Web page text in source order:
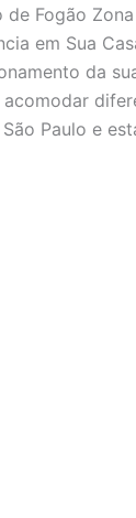
Fogão
em Sua
da
Paulo e